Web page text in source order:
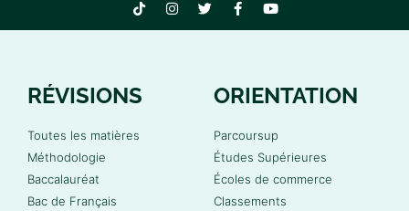
RÉVISIONS
Toutes les matières
Méthodologie
Baccalauréat
Bac de Français
ORIENTATION
Parcoursup
Études Supérieures
Écoles de commerce
Classements